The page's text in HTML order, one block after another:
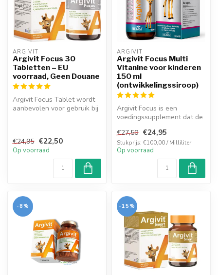
ARGIVIT
Argivit Focus 30
Tabletten – EU
voorraad, Geen Douane
Argivit Focus Tablet wordt
aanbevolen voor gebruik bij
€24,95 €22,50
Op voorraad
ARGIVIT
Argivit Focus Multi
Vitanine voor kinderen
150 ml
(ontwikkelingssiroop)
Argivit Focus is een
voedingssupplement dat de
neurologische o...
€27,50 €24,95
Stukprijs: €100,00 / Milliliter
Op voorraad
-8% -15%